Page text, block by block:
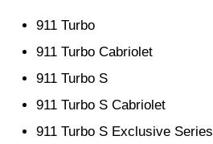
911 Turbo
911 Turbo Cabriolet
911 Turbo S
911 Turbo S Cabriolet
911 Turbo S Exclusive Series